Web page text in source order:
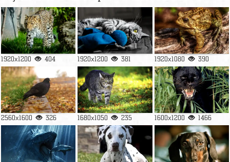
1920x1200 404 1920x1200 381 1920x1080 390
2560x1600 326 1680x1050 235 1600x1200 1466